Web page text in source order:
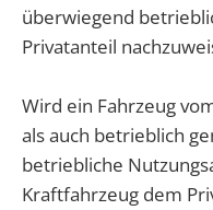
überwiegend
Privatanteil
Wird ein Fahrzeug
als auch betrieblich
betriebliche
Kraftfahrzeug dem